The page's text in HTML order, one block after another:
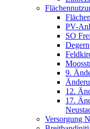
PV-
SO
9.
12.
17.
Versorgung